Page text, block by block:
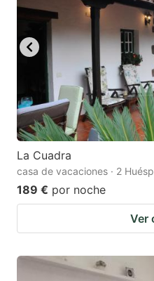
La Cuadra
casa de vacaciones · 2
189 € por noche
Ver